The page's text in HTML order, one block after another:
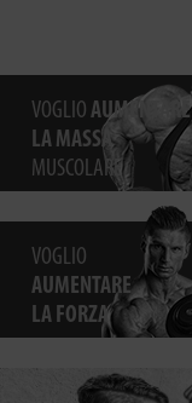
VOGLIO AUMENTARE
LA MASSA
MUSCOLARE
VOGLIO
AUMENTARE
LA FORZA